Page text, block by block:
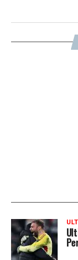
Marsiglia,
Dortmund,